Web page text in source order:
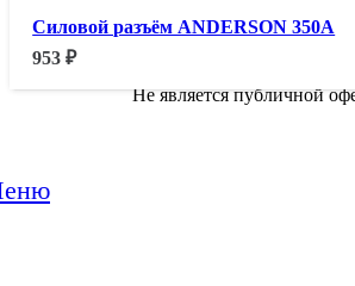
Силовой разъём ANDERSON 350А
953₽
Не является публичной